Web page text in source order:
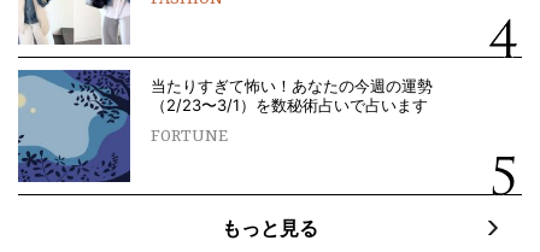
当たりすぎて怖い！あなたの今週の運勢
（2/23〜3/1）を数秘術占いで占います
FORTUNE
もっと見る